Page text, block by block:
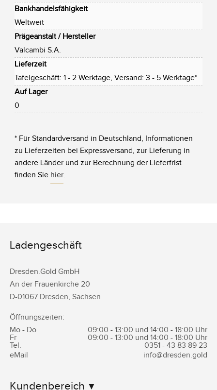
Bankhandelsfähigkeit
Weltweit
Prägeanstalt / Hersteller
Valcambi S.A.
Lieferzeit
Tafelgeschäft: 1 - 2 Werktage, Versand: 3 - 5 Werktage*
Auf Lager
0
* Für Standardversand in Deutschland, Informationen
zu Lieferzeiten bei Expressversand, zur Lieferung in
andere Länder und zur Berechnung der Lieferfrist
finden Sie hier.
Ladengeschäft
Dresden.Gold GmbH
An der Frauenkirche 20
D-01067 Dresden, Sachsen
Öffnungszeiten:
Mo - Do
09:00 - 13:00 und 14:00 - 18:00 Uhr
Fr
09:00 - 13:00 und 14:00 - 18:00 Uhr
Tel.
0351 - 43 83 89 23
eMail
info@dresden.gold
Kundenbereich